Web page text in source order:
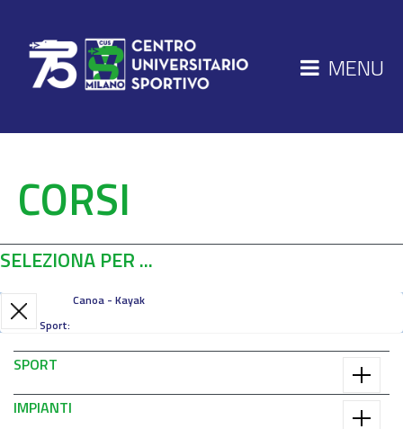
MENU
CORSI
SELEZIONA PER ...
Sport:
Canoa - Kayak
SPORT
IMPIANTI